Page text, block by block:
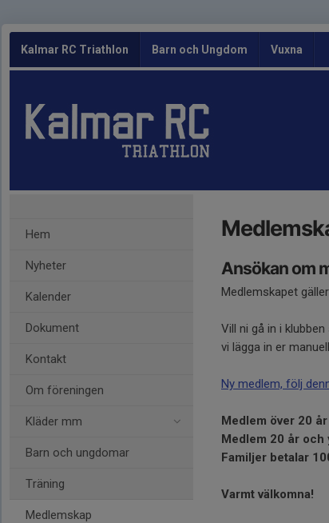
Kalmar RC Triathlon Barn och Ungdom Vuxna
Hem
Nyheter
Kalender
Dokument
Kontakt
Om föreningen
Kläder mm
Barn och ungdomar
Träning
Medlemskap
Ansökan om
Medlemskapet
Vill ni gå in i
vi lägga in er
Ny medlem, följ
Medlem över 20
Medlem 20 år
Familjer betalar
Varmt välkomna!